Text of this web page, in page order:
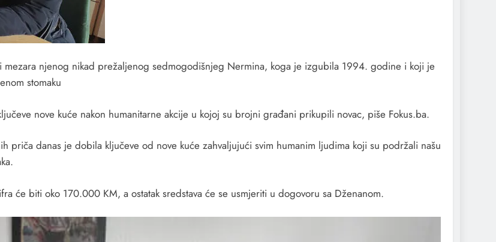
mezara njenog nikad prežaljenog sedmogodišnjeg Nermina, koga je izgubila 1994. godine i koji je
stomaku
nove kuće nakon humanitarne akcije u kojoj su brojni građani prikupili novac, piše Fokus.ba.
priča danas je dobila ključeve od nove kuće zahvaljujući svim humanim ljudima koji su podržali našu
će biti oko 170.000 KM, a ostatak sredstava će se usmjeriti u dogovoru sa Dženanom.